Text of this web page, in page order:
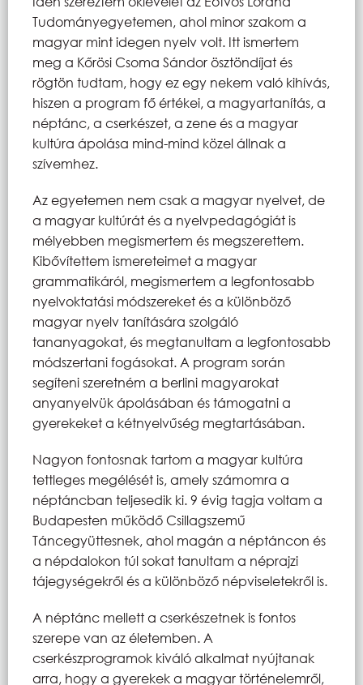
Tudományegyetemen, ahol minor szakom a
magyar mint idegen nyelv volt. Itt ismertem
meg a Kőrösi Csoma Sándor ösztöndíjat és
rögtön tudtam, hogy ez egy nekem való kihívás,
hiszen a program fő értékei, a magyartanítás, a
néptánc, a cserkészet, a zene és a magyar
kultúra ápolása mind-mind közel állnak a
szívemhez.
Az egyetemen nem csak a magyar nyelvet, de
a magyar kultúrát és a nyelvpedagógiát is
mélyebben megismertem és megszerettem.
Kibővítettem ismereteimet a magyar
grammatikáról, megismertem a legfontosabb
nyelvoktatási módszereket és a különböző
magyar nyelv tanítására szolgáló
tananyagokat, és megtanultam a legfontosabb
módszertani fogásokat. A program során
segíteni szeretném a berlini magyarokat
anyanyelvük ápolásában és támogatni a
gyerekeket a kétnyelvűség megtartásában.
Nagyon fontosnak tartom a magyar kultúra
tettleges megélését is, amely számomra a
néptáncban teljesedik ki. 9 évig tagja voltam a
Budapesten működő Csillagszemű
Táncegyüttesnek, ahol magán a néptáncon és
a népdalokon túl sokat tanultam a néprajzi
tájegységekről és a különböző népviseletekről is.
A néptánc mellett a cserkészetnek is fontos
szerepe van az életemben. A
cserkészprogramok kiváló alkalmat nyújtanak
arra, hogy a gyerekek a magyar történelemről,